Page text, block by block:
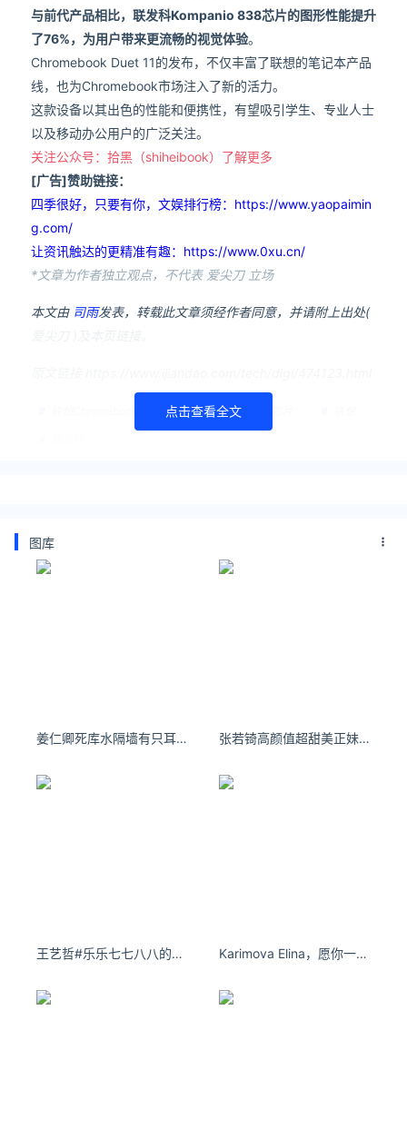
与前代产品相比，联发科Kompanio 838芯片的图形性能提升
了76%，为用户带来更流畅的视觉体验。
Chromebook Duet 11的发布，不仅丰富了联想的笔记本产品
线，也为Chromebook市场注入了新的活力。
这款设备以其出色的性能和便携性，有望吸引学生、专业人士
以及移动办公用户的广泛关注。
关注公众号：拾黑（shiheibook）了解更多
[广告]赞助链接：
四季很好，只要有你，文娱排行榜：https://www.yaopaimin
g.com/
让资讯触达的更精准有趣：https://www.0xu.cn/
*文章为作者独立观点，不代表 爱尖刀 立场
本文由 司雨发表，转载此文章须经作者同意，并请附上出处(
联想Chromebook Duet 11 联发科838芯片
点击查看全文
图库
姜仁卿死库水隔墙有只耳朵，嘲笑你有多难过。 张若锜高颜值超甜美正妹，傲人视角让人难以抵抗！
王艺哲#乐乐七七八八的日常##剧集对决# 伊然等更新的日子[彩虹屁]2阿勒泰地区 ​​​​ Karimova Elina，愿你一生有山可靠，有树可栖。